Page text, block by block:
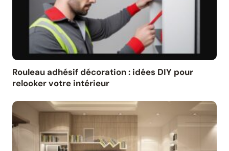
Rouleau adhésif décoration : idées DIY pour
relooker votre intérieur